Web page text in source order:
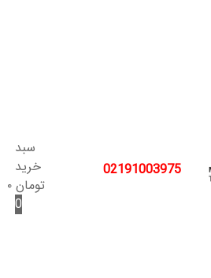
02191003975
سبد
خرید
تومان۰
0